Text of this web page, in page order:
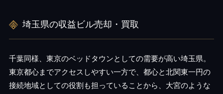
埼玉県の収益ビル売却・買取
千葉同様、東京のベッドタウンとしての需要が高い埼玉県。
東京都心までアクセスしやすい一方で、都心と北関東一円の
接続地域としての役割も担っていることから、大宮のような